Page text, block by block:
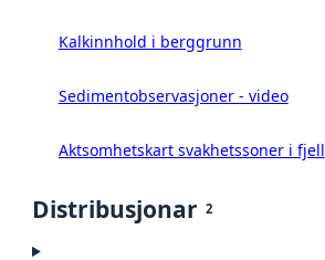
Kalkinnhold i berggrunn
Sedimentobservasjoner - video
Aktsomhetskart svakhetssoner i fjell
Distribusjonar 2